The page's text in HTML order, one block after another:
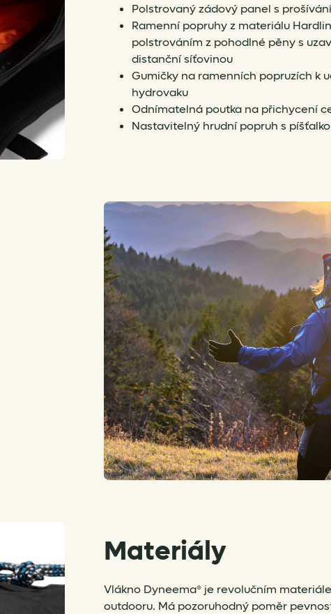
Polstrovaný zádový panel s
Ramenní popruhy z materiálu
polstrováním z pohodlné pěny s
distanční síťovinou
Gumičky na ramenních popruzích k
hydrovaku
Odnímatelná poutka na přichycení
Nastavitelný hrudní popruh s
Materiály
Vlákno Dyneema® je revolučním
outdooru. Má pozoruhodný poměr